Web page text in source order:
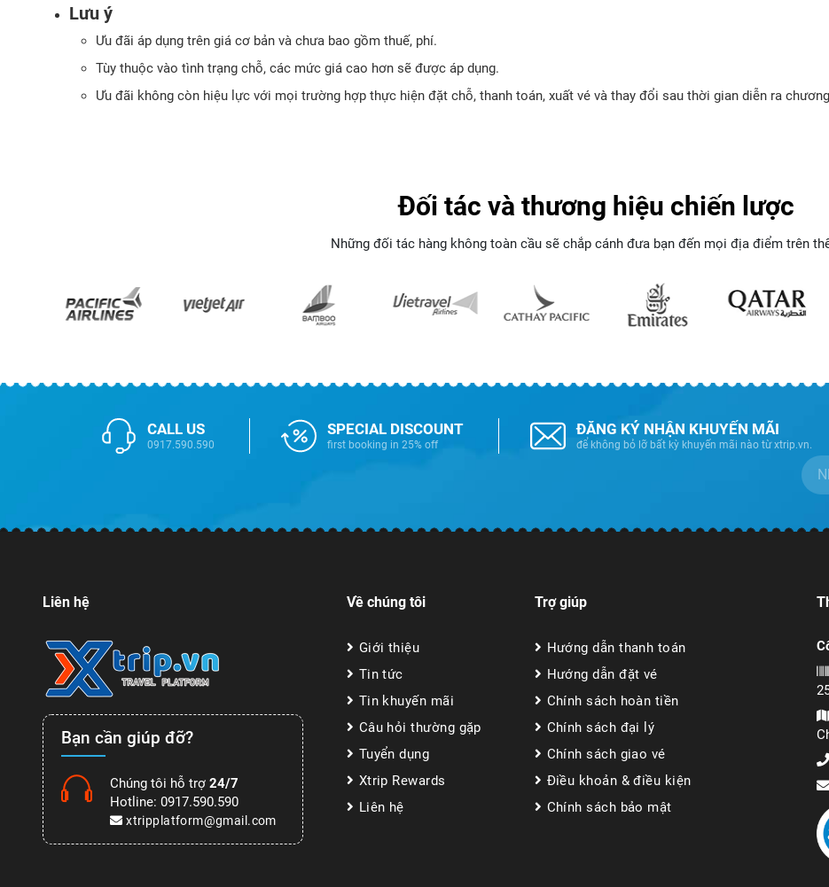
Lưu ý
Ưu đãi áp dụng trên giá cơ bản và chưa bao gồm thuế, phí.
Tùy thuộc vào tình trạng chỗ, các mức giá cao hơn sẽ được áp dụng.
Ưu đãi không còn hiệu lực với mọi trường hợp thực hiện đặt chỗ, thanh toán, xuất vé và thay đổi sau thời gian diễn ra
Đối tác và thương hiệu chiến lược
Những đối tác hàng không toàn cầu sẽ chắp cánh đưa bạn đến mọi địa điểm trên
CALL US
0917.590.590
SPECIAL DISCOUNT
first booking in 25% off
ĐĂNG KÝ NHẬN KHUYẾN MÃI
để không bỏ lỡ bất kỳ khuyến mãi nào từ xtrip.vn.
Liên hệ
Bạn cần giúp đỡ?
Chúng tôi hỗ trợ24/7
Hotline: 0917.590.590
xtripplatform@gmail.com
Về chúng tôi
Giới thiệu
Tin tức
Tin khuyến mãi
Câu hỏi thường gặp
Tuyển dụng
Xtrip Rewards
Liên hệ
Trợ giúp
Hướng dẫn thanh toán
Hướng dẫn đặt vé
Chính sách hoàn tiền
Chính sách đại lý
Chính sách giao vé
Điều khoản & điều kiện
Chính sách bảo mật